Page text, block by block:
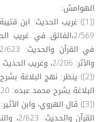
الهوامش:
والأثر: 2/206، وغريب الحديث في بحار الأنوار،2/16.
البلاغة بشرح محمد عبده: 1/120.
([3]) قال الهروي، وابن
القرآن